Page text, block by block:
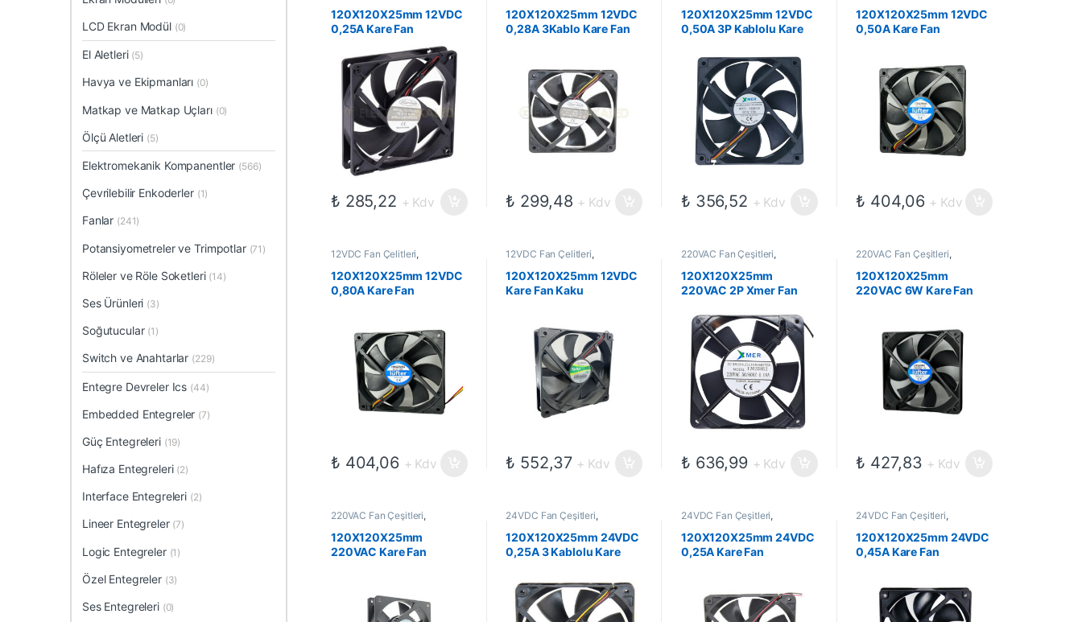
Fanlar
120X120X25mm 12VDC
0,25A Kare Fan
₺ 285,22 + Kdv
Fanlar
120X120X25mm 12VDC
0,28A 3Kablo Kare Fan
₺ 299,48 + Kdv
Fanlar
120X120X25mm 12VDC
0,50A 3P Kablolu Kare
₺ 356,52 + Kdv
Fanlar
120X120X25mm 12VDC
0,50A Kare Fan
₺ 404,06 + Kdv
12VDC Fan Çelitleri,
Elektromekanik Kompanentler
Fanlar
120X120X25mm 12VDC
0,80A Kare Fan
₺ 404,06 + Kdv
12VDC Fan Çelitleri,
Elektromekanik Kompanentler
Fanlar
120X120X25mm 12VDC
Kare Fan Kaku
₺ 552,37 + Kdv
220VAC Fan Çeşitleri,
Elektromekanik Kompanentler
Fanlar
120X120X25mm
220VAC 2P Xmer Fan
₺ 636,99 + Kdv
220VAC Fan Çeşitleri,
Elektromekanik Kompanentler
Fanlar
120X120X25mm
220VAC 6W Kare Fan
₺ 427,83 + Kdv
220VAC Fan Çeşitleri,
Elektromekanik Kompanentler
Fanlar
120X120X25mm
220VAC Kare Fan
24VDC Fan Çeşitleri,
Elektromekanik Kompanentler
Fanlar
120X120X25mm 24VDC
0,25A 3 Kablolu Kare
24VDC Fan Çeşitleri,
Elektromekanik Kompanentler
Fanlar
120X120X25mm 24VDC
0,25A Kare Fan
24VDC Fan Çeşitleri,
Elektromekanik Kompanentler
Fanlar
120X120X25mm 24VDC
0,45A Kare Fan
LCD Ekran Modül (0)
El Aletleri (5)
Havya ve Ekipmanları (0)
Matkap ve Matkap Uçları (0)
Ölçü Aletleri (5)
Elektromekanik Kompanentler (566)
Çevrilebilir Enkoderler (1)
Fanlar (241)
Potansiyometreler ve Trimpotlar (71)
Röleler ve Röle Soketleri (14)
Ses Ürünleri (3)
Soğutucular (1)
Switch ve Anahtarlar (229)
Entegre Devreler Ics (44)
Embedded Entegreler (7)
Güç Entegreleri (19)
Hafıza Entegreleri (2)
Interface Entegreleri (2)
Lineer Entegreler (7)
Logic Entegreler (1)
Özel Entegreler (3)
Ses Entegreleri (0)